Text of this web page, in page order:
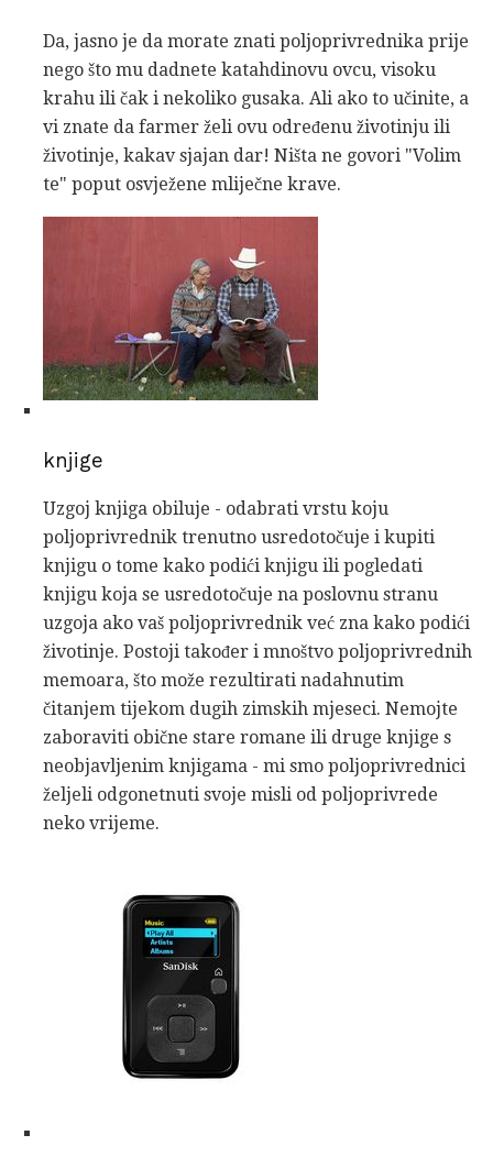
Da, jasno je da morate znati poljoprivrednika prije
nego što mu dadnete katahdinovu ovcu, visoku
krahu ili čak i nekoliko gusaka. Ali ako to učinite, a
vi znate da farmer želi ovu određenu životinju ili
životinje, kakav sjajan dar! Ništa ne govori "Volim
te" poput osvježene mliječne krave.
knjige
Uzgoj knjiga obiluje - odabrati vrstu koju
poljoprivrednik trenutno usredotočuje i kupiti
knjigu o tome kako podići knjigu ili pogledati
knjigu koja se usredotočuje na poslovnu stranu
uzgoja ako vaš poljoprivrednik već zna kako podići
životinje. Postoji također i mnoštvo poljoprivrednih
memoara, što može rezultirati nadahnutim
čitanjem tijekom dugih zimskih mjeseci. Nemojte
zaboraviti obične stare romane ili druge knjige s
neobjavljenim knjigama - mi smo poljoprivrednici
željeli odgonetnuti svoje misli od poljoprivrede
neko vrijeme.